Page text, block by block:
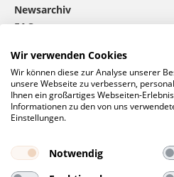
Newsarchiv
FAQ
mbw®kontaktieren
0 46 06 / 94 02 - 0
Rufen Sie uns an
Anfrage
Wir verwenden Cookies
Wir können diese zur Analyse unserer
unsere Webseite zu verbessern,
Ihnen ein großartiges Webseiten-
Informationen zu den von uns
Einstellungen.
Notwendig